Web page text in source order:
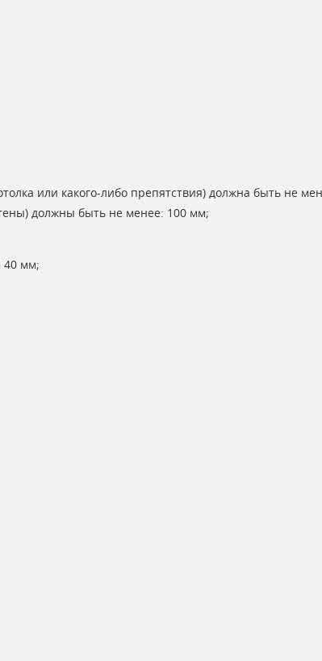
или какого-либо препятствия) должна быть не
должны быть не менее: 100 мм;
40 мм;